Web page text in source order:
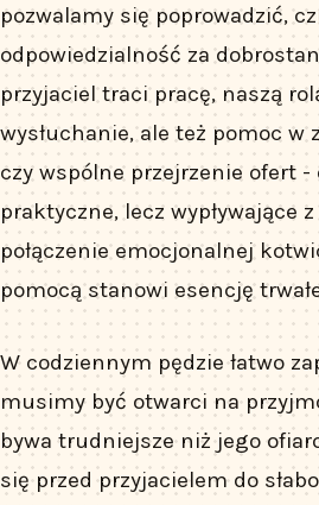
pozwalamy się poprowadzić,
odpowiedzialność za
przyjaciel traci pracę, naszą
wysłuchanie, ale też pomoc
czy wspólne przejrzenie ofert -
praktyczne, lecz wypływające
połączenie emocjonalnej
pomocą stanowi esencję
W codziennym pędzie łatwo
musimy być otwarci na
bywa trudniejsze niż jego
się przed przyjacielem do